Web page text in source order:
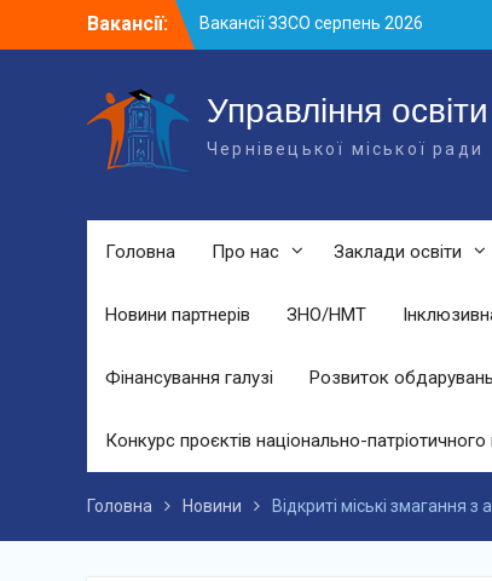
Вакансії:
Вакансії ЗЗСО серпень 2026
Вакансії ЗЗСО червень 2026
підрозділах ЗЗСО станом на
р.Управління освіти
Чернівецької міської ради
Головна Про нас Заклади освіти
Новини партнерів ЗНО/НМТ
Фінансування галузі Розвиток
Конкурс проєктів національно-
Головна Новини Відкриті міські змагання